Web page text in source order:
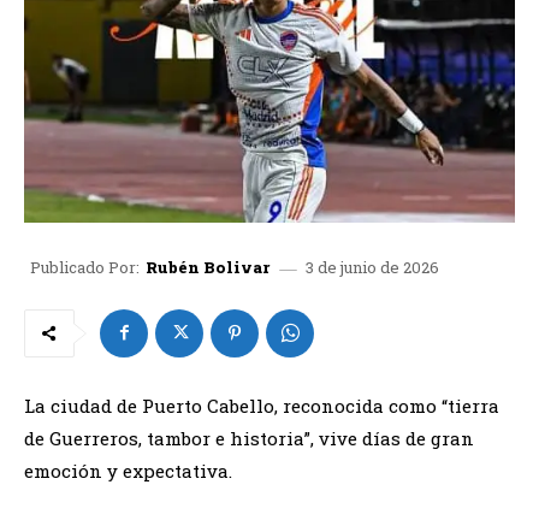
Publicado Por: Rubén Bolivar 3 de junio de 2026
La ciudad de Puerto Cabello, reconocida como “tierra
de Guerreros, tambor e historia”, vive días de gran
emoción y expectativa.